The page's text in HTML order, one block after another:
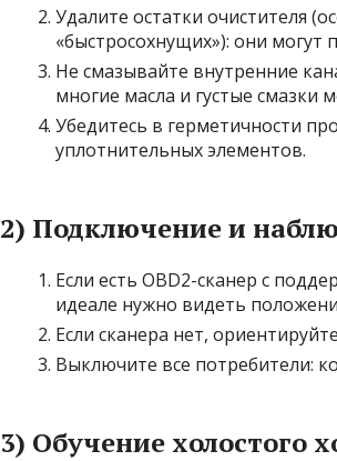
Удалите остатки очистителя
«быстросохнущих»): они могут
Не смазывайте внутренние
многие масла и густые смазки
Убедитесь в герметичности
уплотнительных элементов.
2) Подключение и
Если есть OBD2-сканер с
идеале нужно видеть
Если сканера нет,
Выключите все потребители:
3) Обучение холостого